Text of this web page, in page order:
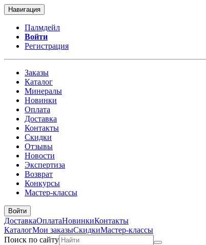
Навигация
Палмдейл
Войти
Регистрация
Заказы
Каталог
Минералы
Новинки
Оплата
Доставка
Контакты
Скидки
Отзывы
Новости
Экспертиза
Возврат
Конкурсы
Мастер-классы
Войти
ДоставкаОплатаНовинкиКонтакты
КаталогМои заказыСкидкиМастер-классы
Поиск по сайту